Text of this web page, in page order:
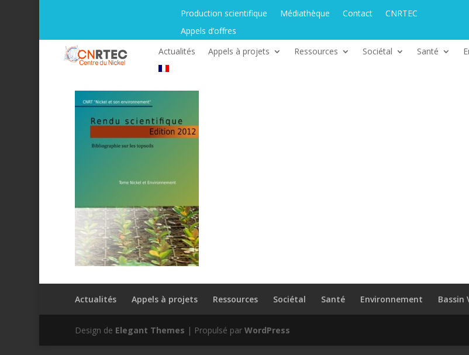
Production scientifique Médiathèque Contact
CNRTEC
Appels d’offres
Actualités
Appels à projets Ressources Sociétal Santé
Actualités Appels à projets Ressources Sociétal Santé Environnement Bassin
Design de Elegant Themes | Propulsé par WordPress